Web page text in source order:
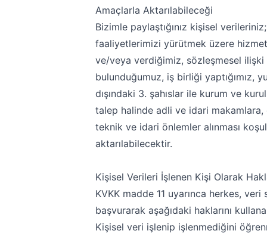
Amaçlarla Aktarılabileceği
Bizimle paylaştığınız kişisel verileriniz;
faaliyetlerimizi yürütmek üzere hizmet
ve/veya verdiğimiz, sözleşmesel ilişki
bulunduğumuz, iş birliği yaptığımız,
dışındaki 3. şahıslar ile kurum ve
talep halinde adli ve idari makamlara,
teknik ve idari önlemler alınması
aktarılabilecektir.
Kişisel Verileri İşlenen Kişi Olarak
KVKK madde 11 uyarınca herkes, veri
başvurarak aşağıdaki haklarını
Kişisel veri işlenip işlenmediğini